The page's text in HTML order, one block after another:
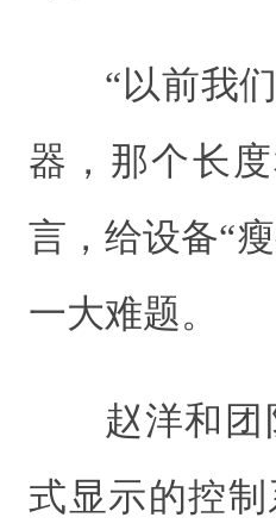
“以前我
器，那个长
言，给设备“
一大难题。
赵洋和
式显示的控